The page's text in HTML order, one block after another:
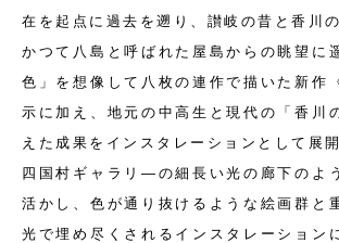
在を起点に過去を遡り、讃岐の昔と香川
かつて八島と呼ばれた屋島からの眺望に
色」を想像して八枚の連作で描いた新作
示に加え、 地元の中高生と現代の「香川
えた成果をインスタレーションとして展
四国村ギャラリ―の細長い光の廊下のよ
活かし、色が通り抜けるような絵画群と
光で埋め尽くされるインスタレーション